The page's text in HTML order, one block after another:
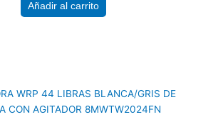
Añadir al carrito
original
era:
$1,046.5.
actual
es:
$807.0.